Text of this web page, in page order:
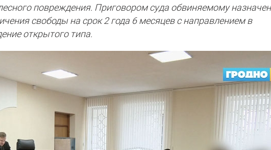
повреждения. Приговором суда обвиняемому
свободы на срок 2 года 6 месяцев с направлением в
открытого типа.